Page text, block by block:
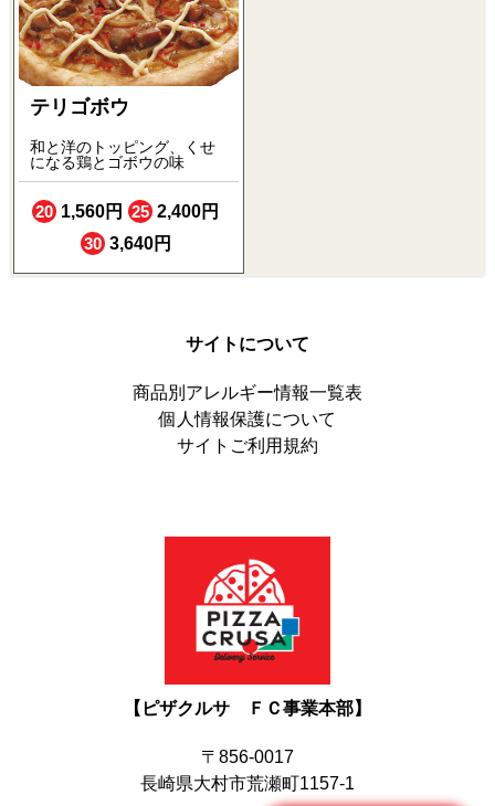
テリゴボウ
和と洋のトッピング、くせ
になる鶏とゴボウの味
20 1,560円 25 2,400円
303,640円
サイトについて
商品別アレルギー情報一覧表
個人情報保護について
サイトご利用規約
【ピザクルサ ＦＣ事業本部】
〒856-0017
長崎県大村市荒瀬町1157-1